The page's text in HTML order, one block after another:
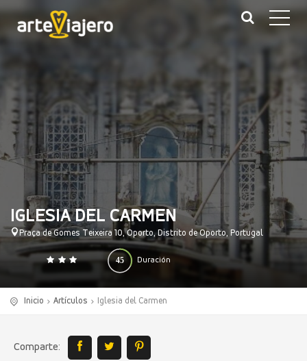
IGLESIA DEL CARMEN
Praça de Gomes Teixeira 10, Oporto, Distrito de Oporto, Portugal
Duración
45
0 140
Inicio Artículos Iglesia del Carmen
Comparte: